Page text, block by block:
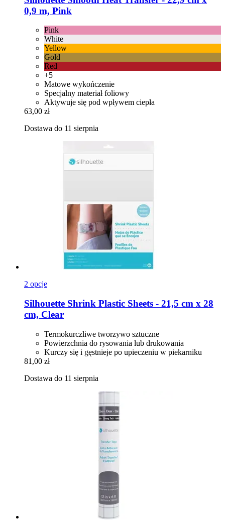
0,9 m, Pink
Pink
White
Yellow
Gold
Red
+5
Matowe wykończenie
Specjalny materiał foliowy
Aktywuje się pod wpływem ciepła
63,00 zł
Dostawa do 11 sierpnia
2 opcje
Silhouette Shrink Plastic Sheets -​ 21,5 cm x 28
cm, Clear
Termokurczliwe tworzywo sztuczne
Powierzchnia do rysowania lub drukowania
Kurczy się i gęstnieje po upieczeniu w piekarniku
81,00 zł
Dostawa do 11 sierpnia